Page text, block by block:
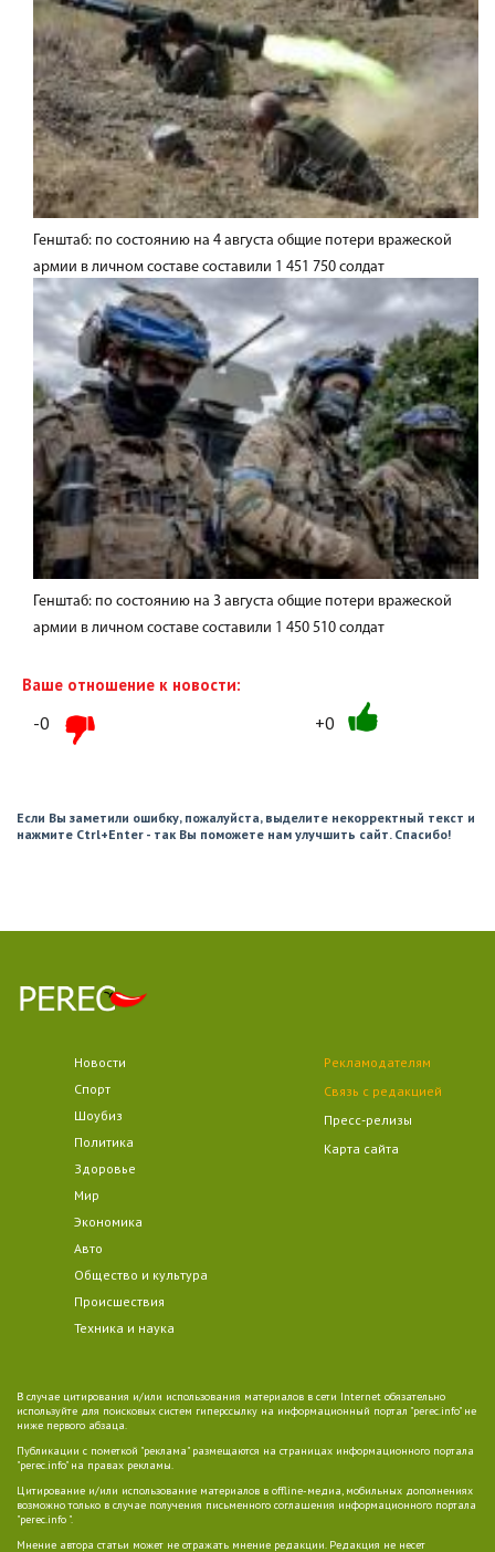
Генштаб: по состоянию на 4 августа общие потери вражеской
армии в личном составе составили 1 451 750 солдат
Генштаб: по состоянию на 3 августа общие потери вражеской
армии в личном составе составили 1 450 510 солдат
Ваше отношение к новости:
-0 +0
Если Вы заметили ошибку, пожалуйста, выделите некорректный текст и
нажмите Ctrl+Enter - так Вы поможете нам улучшить сайт. Спасибо!
Новости
Спорт
Шоубиз
Политика
Здоровье
Мир
Экономика
Авто
Общество и культура
Происшествия
Техника и наука
Рекламодателям
Связь с редакцией
Пресс-релизы
Карта сайта
В случае цитирования и/или использования материалов в сети Internet обязательно
используйте для поисковых систем гиперссылку на информационный портал "perec.info" не
ниже первого абзаца.
Публикации с пометкой "реклама" размещаются на страницах информационного портала
"perec.info" на правах рекламы.
Цитирование и/или использование материалов в offline-медиа, мобильных дополнениях
возможно только в случае получения письменного соглашения информационного портала
"perec.info ".
Мнение автора статьи может не отражать мнение редакции. Редакция не несет